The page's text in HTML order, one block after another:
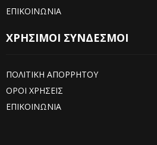
ΕΠΙΚΟΙΝΩΝΙΑ
ΧΡΗΣΙΜΟΙ ΣΥΝΔΕΣΜΟΙ
ΠΟΛΙΤΙΚΗ ΑΠΟΡΡΗΤΟΥ
ΟΡΟΙ ΧΡΗΣΕΙΣ
ΕΠΙΚΟΙΝΩΝΙΑ